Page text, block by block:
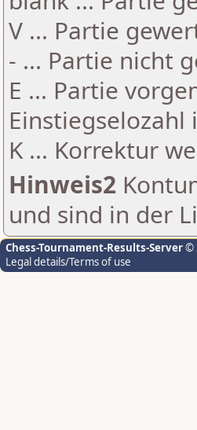
V ... Partie
- ... Partie nicht
E ... Partie
K ... Korrektur
Hinweis2
und sind in der
Chess-Tournament-Results-Server©
Legal details/Terms of use